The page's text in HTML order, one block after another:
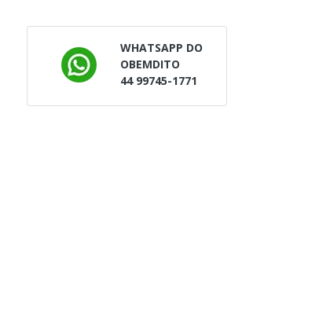
WHATSAPP DO
OBEMDITO
44 99745-1771